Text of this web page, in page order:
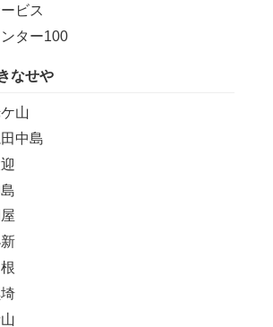
ビス
ター100
なせや
山
中島